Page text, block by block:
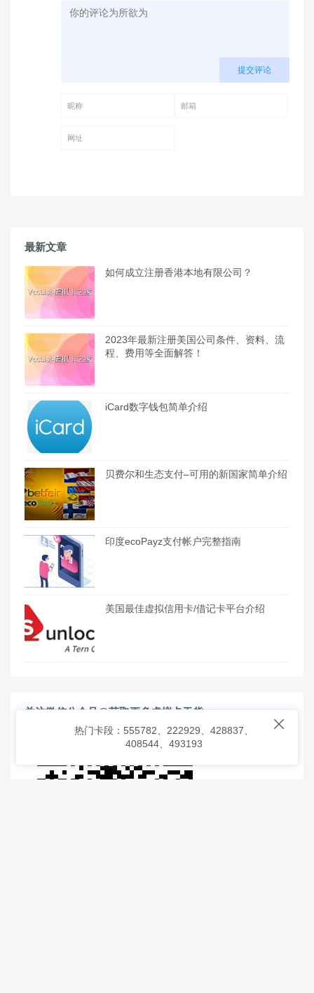
提交评论
最新文章
如何成立注册香港本地有限公司？
2023年最新注册美国公司条件、资料、流
程、费用等全面解答！
iCard数字钱包简单介绍
贝费尔和生态支付–可用的新国家简单介绍
印度ecoPayz支付帐户完整指南
美国最佳虚拟信用卡/借记卡平台介绍
关注微信公众号@获取更多虚拟卡干货

热门卡段：555782、222929、428837、
408544、493193